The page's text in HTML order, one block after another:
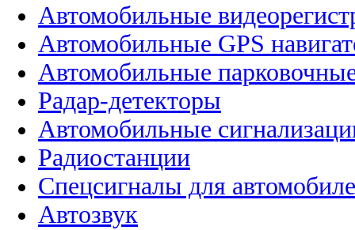
Автомобильные
Автомобильные GPS
Автомобильные
Радар-детекторы
Автомобильные
Радиостанции
Спецсигналы для
Автозвук